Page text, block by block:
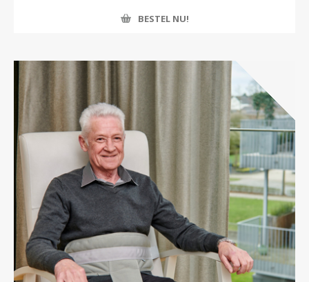
BESTEL NU!